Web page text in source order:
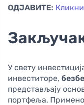
ОДЈАВИТЕ:
У свету
инвеститоре,
представљају
портфеља.